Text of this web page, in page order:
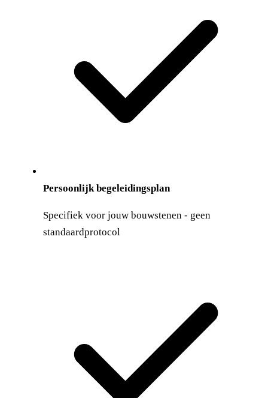
Persoonlijk begeleidingsplan
Specifiek voor jouw bouwstenen - geen
standaardprotocol